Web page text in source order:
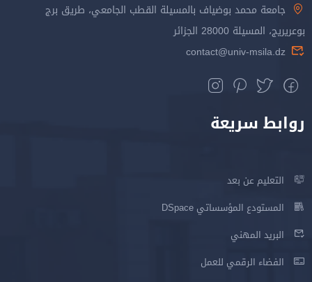
جامعة محمد بوضياف بالمسيلة القطب الجامعي، طريق برج
بوعريريج، المسيلة 28000 الجزائر
contact@univ-msila.dz
روابط سريعة
التعليم عن بعد
المستودع المؤسساتي DSpace
البريد المهني
الفضاء الرقمي للعمل